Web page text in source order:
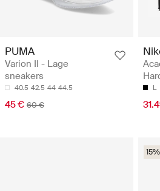
PUMA
Varion II - Lage
sneakers
40.5 42.5 44 44.5
45 € 60 €
L